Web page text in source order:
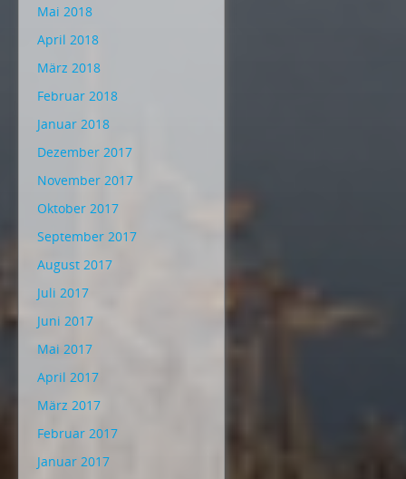
Mai 2018
April 2018
März 2018
Februar 2018
Januar 2018
Dezember 2017
November 2017
Oktober 2017
September 2017
August 2017
Juli 2017
Juni 2017
Mai 2017
April 2017
März 2017
Februar 2017
Januar 2017